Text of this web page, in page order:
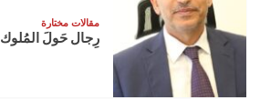
مقالات مختارة
رِجال حَولَ المُلوك